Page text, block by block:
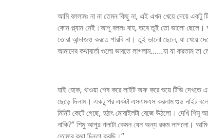
আমি বললামঃ না না তেমন কিছু না, এই এখন খেয়ে দেয়ে একটু
কোন প্ল্যান নেই।আপু বললঃ বাহ, তবে তুই তো ভালো ছেলে।
তোরা আন্দাজও করতে পারবি না। তুই ভালো ছেলে, যা খেয়ে
আমাদের কথাবার্তা গুলো ভাবতে লাগলাম……যা যা করতাম তা
যাই হোক, খাওয়া শেষ করে লাইট অফ করে শুয়ে টিভি দেখতে
ছেড়ে দিলাম। একটু পর একটা এসএমএস করলাম গুড নাইট
মিনিট কেটে গেছে, হঠাৎ মোবাইলটা বেজে উঠলো। দেখি
নাকি?” শিমু আপুর গলাটা কেমন যেন অন্য রকম লাগলো।